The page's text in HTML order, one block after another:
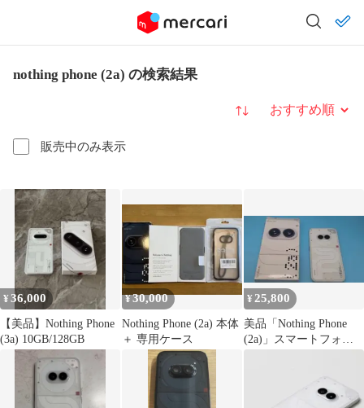
nothing phone (2a) の検索結果
販売中のみ表示
並び替え
¥36,000
【美品】Nothing Phone
(3a) 10GB/128GB
¥30,000
Nothing Phone (2a) 本体
＋ 専用ケース
¥ 25,800
美品「Nothing Phone
(2a)」スマートフォン